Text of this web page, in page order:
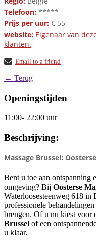
Telefoon: *****
Prijs per uur: € 55
website: Eigenaar van
klanten.
Email to a friend
← Terug
Openingstijden
11:00- 22:00 uur
Beschrijving:
Massage Brussel:
Bent u toe aan ontspanning
omgeving? Bij Oosterse
Waterloosesteenweg 618 in
professionele
brengen. Of u nu kiest voor
Brussel of een
u klaar.